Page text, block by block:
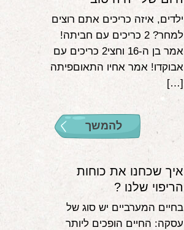
ילדים, איזה כריכים אתם רוצים
למחר? 2 כריכים עם חביתה!
אמר בן ה-16 וחצי2 כריכים עם
אבוקדו! אמר אחיו התאוםפיתה
[…]
להמשך
איך שכחנו את כוחות
הריפוי שלנו ?
בחיים המערביים יש סוג של
עסקה: החיים הופכים ליותר